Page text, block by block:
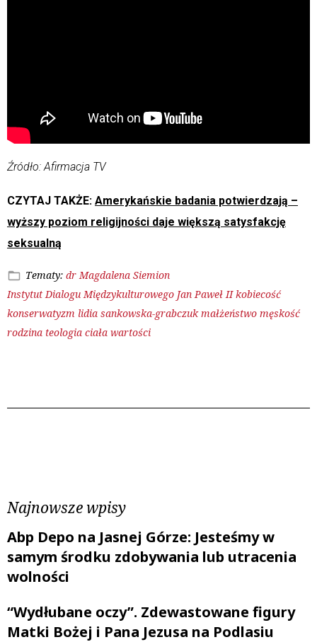
Źródło: Afirmacja TV
CZYTAJ TAKŻE: Amerykańskie badania potwierdzają –
wyższy poziom religijności daje większą satysfakcję
seksualną
Tematy: dr Magdalena Siemion
Instytut Dialogu Międzykulturowego Jan Paweł II kobiecość
konserwatyzm lidia sankowska-grabczuk małżeństwo męskość
rodzina teologia ciała wartości
Najnowsze wpisy
Abp Depo na Jasnej Górze: Jesteśmy w
samym środku zdobywania lub utracenia
wolności
“Wydłubane oczy”. Zdewastowane figury
Matki Bożej i Pana Jezusa na Podlasiu